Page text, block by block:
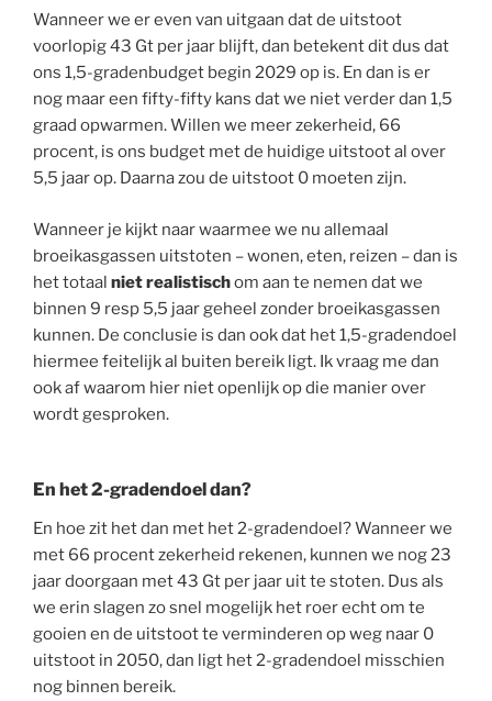
Wanneer we er even van uitgaan dat de uitstoot
voorlopig 43 Gt per jaar blijft, dan betekent dit dus dat
ons 1,5-gradenbudget begin 2029 op is. En dan is er
nog maar een fifty-fifty kans dat we niet verder dan 1,5
graad opwarmen. Willen we meer zekerheid, 66
procent, is ons budget met de huidige uitstoot al over
5,5 jaar op. Daarna zou de uitstoot 0 moeten zijn.
Wanneer je kijkt naar waarmee we nu allemaal
broeikasgassen uitstoten – wonen, eten, reizen – dan is
het totaal niet realistischom aan te nemen dat we
binnen 9 resp 5,5 jaar geheel zonder broeikasgassen
kunnen. De conclusie is dan ook dat het 1,5-gradendoel
hiermee feitelijk al buiten bereik ligt. Ik vraag me dan
ook af waarom hier niet openlijk op die manier over
wordt gesproken.
En het 2-gradendoel dan?
En hoe zit het dan met het 2-gradendoel? Wanneer we
met 66 procent zekerheid rekenen, kunnen we nog 23
jaar doorgaan met 43 Gt per jaar uit te stoten. Dus als
we erin slagen zo snel mogelijk het roer echt om te
gooien en de uitstoot te verminderen op weg naar 0
uitstoot in 2050, dan ligt het 2-gradendoel misschien
nog binnen bereik.